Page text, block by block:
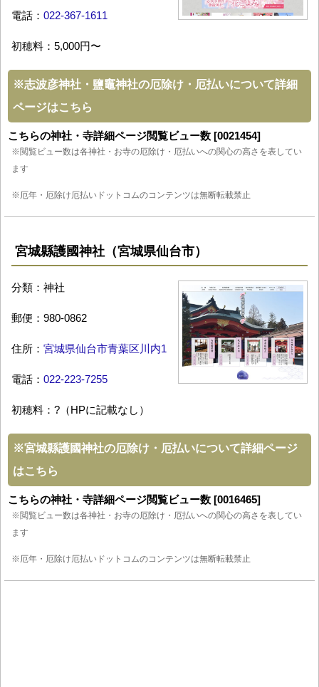
電話： 022-367-1611
初穂料：5,000円〜
※志波彦神社・鹽竈神社の厄除け・厄払いについて詳細
ページはこちら
こちらの神社・寺詳細ページ閲覧ビュー数 [0021454]
※閲覧ビュー数は各神社・お寺の厄除け・厄払いへの関心の高さを表してい
ます
※厄年・厄除け厄払いドットコムのコンテンツは無断転載禁止
宮城縣護國神社（宮城県仙台市）
分類：神社
郵便：980-0862
住所： 宮城県仙台市青葉区川内1
電話： 022-223-7255
初穂料：?（HPに記載なし）
※宮城縣護國神社の厄除け・厄払いについて詳細ページ
はこちら
こちらの神社・寺詳細ページ閲覧ビュー数 [0016465]
※閲覧ビュー数は各神社・お寺の厄除け・厄払いへの関心の高さを表してい
ます
※厄年・厄除け厄払いドットコムのコンテンツは無断転載禁止